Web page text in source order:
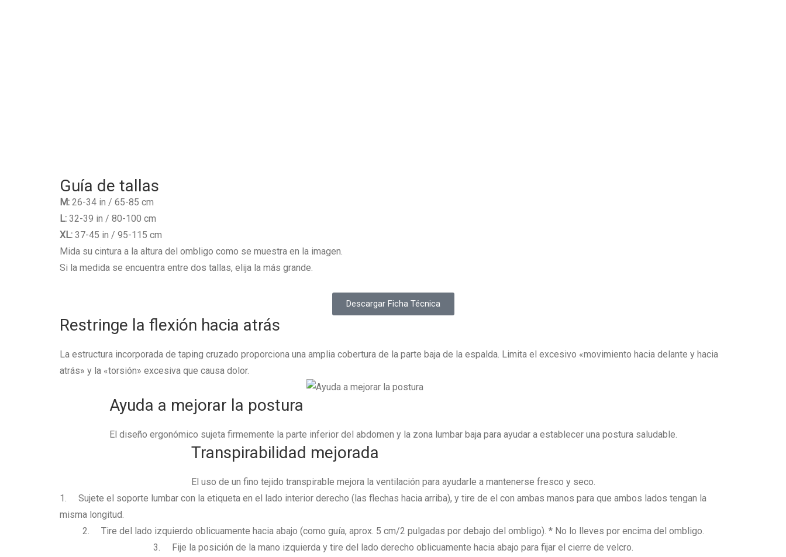
Guía de tallas
M: 26-34 in / 65-85 cm
L: 32-39 in / 80-100 cm
XL: 37-45 in / 95-115 cm
Mida su cintura a la altura del ombligo como se muestra en la imagen.
Si la medida se encuentra entre dos tallas, elija la más grande.
Descargar Ficha Técnica
Restringe la flexión hacia atrás
La estructura incorporada de taping cruzado proporciona una amplia cobertura de la parte baja de la espalda. Limita el excesivo «movimiento hacia delante y hacia
atrás» y la «torsión» excesiva que causa dolor.
Ayuda a mejorar la postura
El diseño ergonómico sujeta firmemente la parte inferior del abdomen y la zona lumbar baja para ayudar a establecer una postura saludable.
Transpirabilidad mejorada
El uso de un fino tejido transpirable mejora la ventilación para ayudarle a mantenerse fresco y seco.
1. Sujete el soporte lumbar con la etiqueta en el lado interior derecho (las flechas hacia arriba), y tire de el con ambas manos para que ambos lados tengan la
misma longitud.
2. Tire del lado izquierdo oblicuamente hacia abajo (como guía, aprox. 5 cm/2 pulgadas por debajo del ombligo). * No lo lleves por encima del ombligo.
3. Fije la posición de la mano izquierda y tire del lado derecho oblicuamente hacia abajo para fijar el cierre de velcro.